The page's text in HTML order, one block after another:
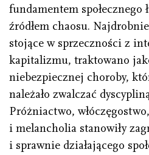
fundamentem społecznego
źródłem chaosu.
stojące w sprzeczności z
kapitalizmu, traktowano
niebezpiecznej choroby,
należało zwalczać
Próżniactwo,
i melancholia stanowiły
i sprawnie działającego